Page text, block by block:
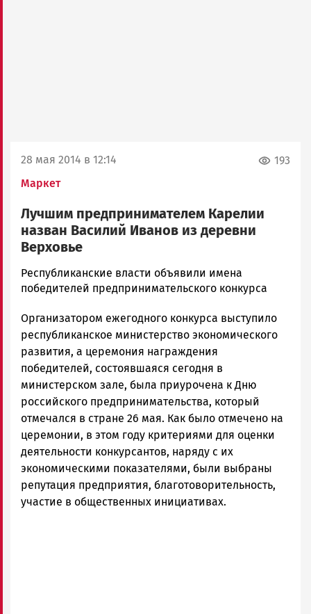
28 мая 2014 в 12:14
Маркет
193
Лучшим предпринимателем Карелии
назван Василий Иванов из деревни
Верховье
admintimur
Новости
и
Карелии
|
Петрозаводск
ГОВОРИТ
Республиканские власти объявили имена
победителей предпринимательского конкурса
Организатором ежегодного конкурса выступило
республиканское министерство экономического
развития, а церемония награждения
победителей, состоявшаяся сегодня в
министерском зале, была приурочена к Дню
российского предпринимательства, который
отмечался в стране 26 мая. Как было отмечено на
церемонии, в этом году критериями для оценки
деятельности конкурсантов, наряду с их
экономическими показателями, были выбраны
репутация предприятия, благотоворительность,
участие в общественных инициативах.